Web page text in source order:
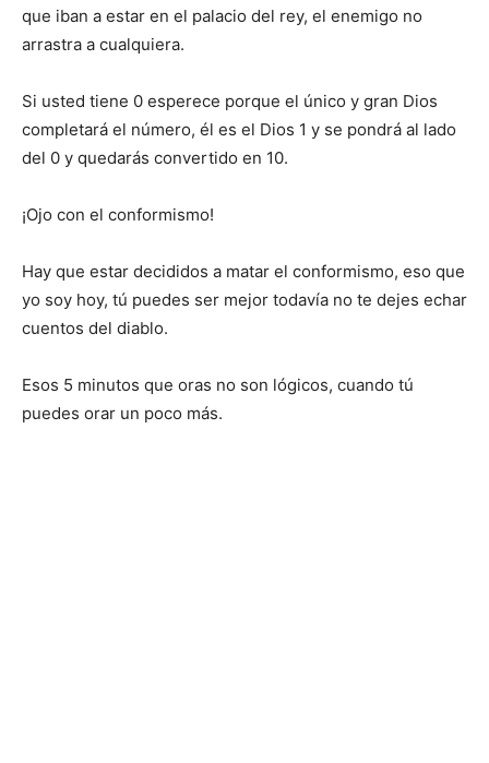
que iban a estar en el palacio del rey, el enemigo no
arrastra a cualquiera.
Si usted tiene 0 esperece porque el único y gran Dios
completará el número, él es el Dios 1 y se pondrá al lado
del 0 y quedarás convertido en 10.
¡Ojo con el conformismo!
Hay que estar decididos a matar el conformismo, eso que
yo soy hoy, tú puedes ser mejor todavía no te dejes echar
cuentos del diablo.
Esos 5 minutos que oras no son lógicos, cuando tú
puedes orar un poco más.